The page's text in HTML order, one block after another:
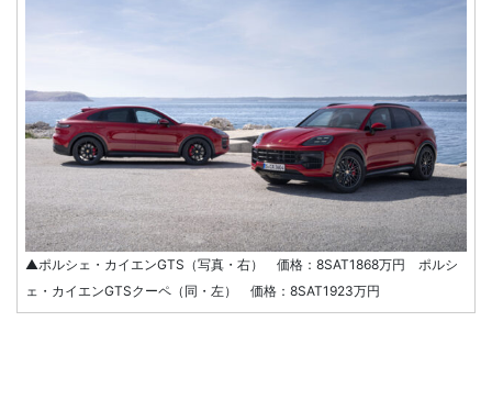
▲ポルシェ・カイエンGTS（写真・右） 価格：8SAT1868万円 ポルシ
ェ・カイエンGTSクーペ（同・左） 価格：8SAT1923万円